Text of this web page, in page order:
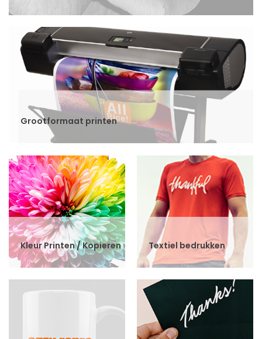
Grootformaat printen
Kleur Printen / Kopieren Textiel bedrukken